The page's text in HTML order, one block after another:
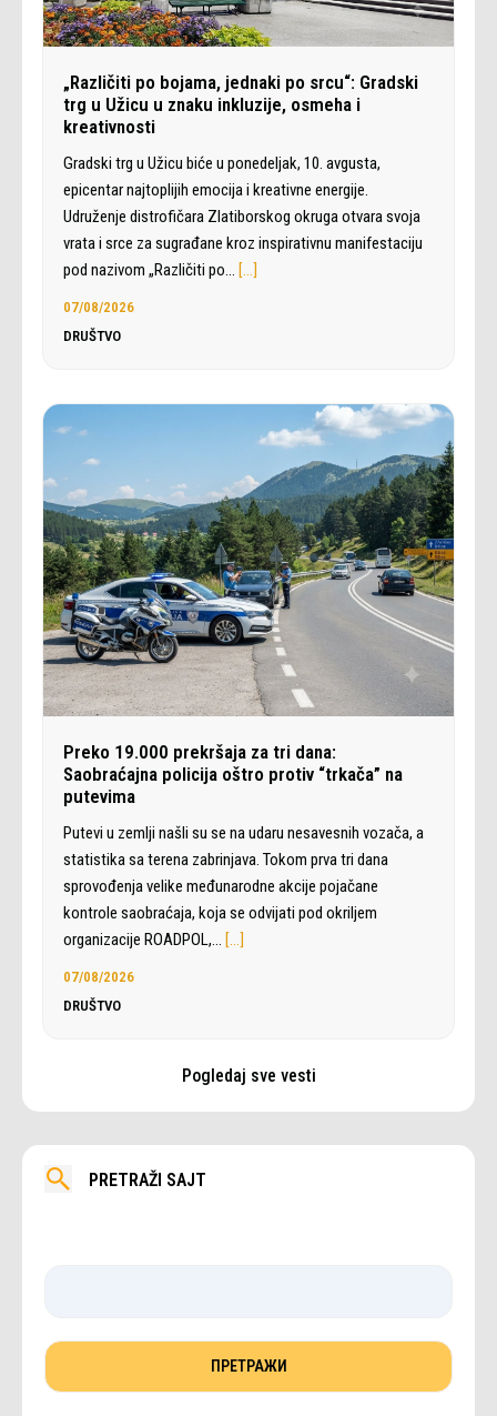
„Različiti po bojama, jednaki po srcu“: Gradski
trg u Užicu u znaku inkluzije, osmeha i
kreativnosti
Gradski trg u Užicu biće u ponedeljak, 10. avgusta,
epicentar najtoplijih emocija i kreativne energije.
Udruženje distrofičara Zlatiborskog okruga otvara svoja
vrata i srce za sugrađane kroz inspirativnu manifestaciju
pod nazivom „Različiti po… […]
07/08/2026
DRUŠTVO
Preko 19.000 prekršaja za tri dana:
Saobraćajna policija oštro protiv “trkača” na
putevima
Putevi u zemlji našli su se na udaru nesavesnih vozača, a
statistika sa terena zabrinjava. Tokom prva tri dana
sprovođenja velike međunarodne akcije pojačane
kontrole saobraćaja, koja se odvijati pod okriljem
organizacije ROADPOL,… […]
07/08/2026
DRUŠTVO
Pogledaj sve vesti
PRETRAŽI SAJT